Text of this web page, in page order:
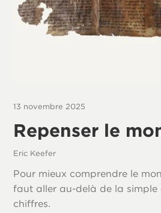
13 novembre 2025
Repenser le
Eric Keefer
Pour mieux comprendre le
faut aller au-delà de la simple
chiffres.